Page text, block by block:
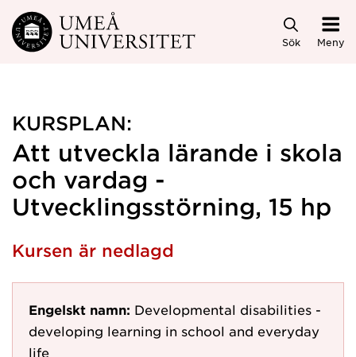
Hoppa direkt till innehållet
Sök Meny
KURSPLAN:
Att utveckla lärande i skola
och vardag -
Utvecklingsstörning, 15 hp
Kursen är nedlagd
Engelskt namn: Developmental disabilities -
developing learning in school and everyday
life